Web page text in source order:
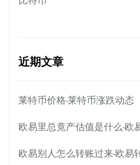
近期文章
莱特币价格-莱特币涨跌动态
欧易里总竟产估值是什么-欧
欧易别人怎么转账过来-欧易